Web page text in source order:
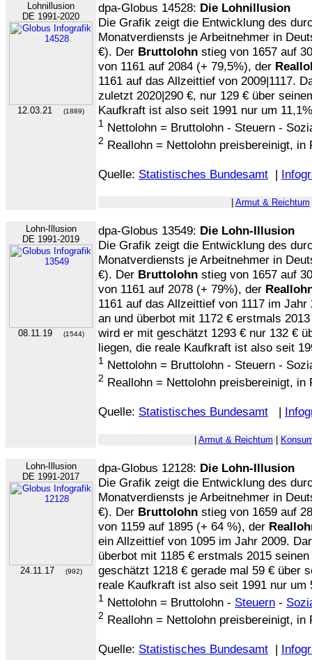
Lohnillusion
DE 1991-2020
12.03.21 (1889)
dpa-Globus 14528: Die Lohnillusion
Die Grafik zeigt die Entwicklung des
Monatverdiensts je Arbeitnehmer in
€). Der Bruttolohn stieg von 1657 auf
von 1161 auf 2084 (+ 79,5%), der
1161 auf das Allzeittief von 2009|1117.
zuletzt 2020|290 €, nur 129 € über
Kaufkraft ist also seit 1991 nur um
1 Nettolohn = Bruttolohn - Steuern -
2 Reallohn = Nettolohn preisbereinigt, in
Quelle: Statistisches Bundesamt |
| Armut & Reichtum
Lohn-Illusion
DE 1991-2019
08.11.19 (1544)
dpa-Globus 13549: Die Lohn-Illusion
Die Grafik zeigt die Entwicklung des
Monatverdiensts je Arbeitnehmer in
€). Der Bruttolohn stieg von 1657 auf
von 1161 auf 2078 (+ 79%), der
1161 auf das Allzeittief von 1117 im
an und überbot mit 1172 € erstmals
wird er mit geschätzt 1293 € nur 132 €
liegen, die reale Kaufkraft ist also seit
1 Nettolohn = Bruttolohn - Steuern -
2 Reallohn = Nettolohn preisbereinigt, in
Quelle: Statistisches Bundesamt |
| Armut & Reichtum |
Lohn-Illusion
DE 1991-2017
24.11.17 (992)
dpa-Globus 12128: Die Lohn-Illusion
Die Grafik zeigt die Entwicklung des
Monatverdiensts je Arbeitnehmer in
€). Der Bruttolohn stieg von 1659 auf
von 1159 auf 1895 (+ 64 %), der
ein Allzeittief von 1095 im Jahr 2009.
überbot mit 1185 € erstmals 2015
geschätzt 1218 € gerade mal 59 € über
reale Kaufkraft ist also seit 1991 nur um
1 Nettolohn = Bruttolohn - Steuern -
2 Reallohn = Nettolohn preisbereinigt, in
Quelle: Statistisches Bundesamt |